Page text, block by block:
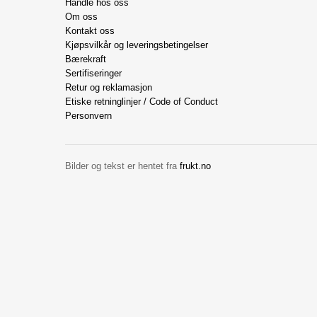
Handle hos oss
Om oss
Kontakt oss
Kjøpsvilkår og leveringsbetingelser
Bærekraft
Sertifiseringer
Retur og reklamasjon
Etiske retninglinjer / Code of Conduct
Personvern
Bilder og tekst er hentet fra frukt.no